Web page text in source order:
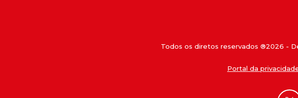
Todos os diretos reservados ®2026 -
Portal da